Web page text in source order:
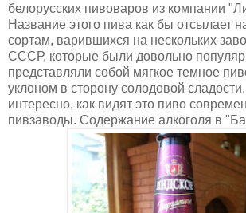
белорусских пивоваров из компании
Название этого пива как бы отсылает
сортам, варившихся на нескольких
СССР, которые были довольно
представляли собой мягкое темное
уклоном в сторону солодовой
интересно, как видят это пиво
пивзаводы. Содержание алкоголя в